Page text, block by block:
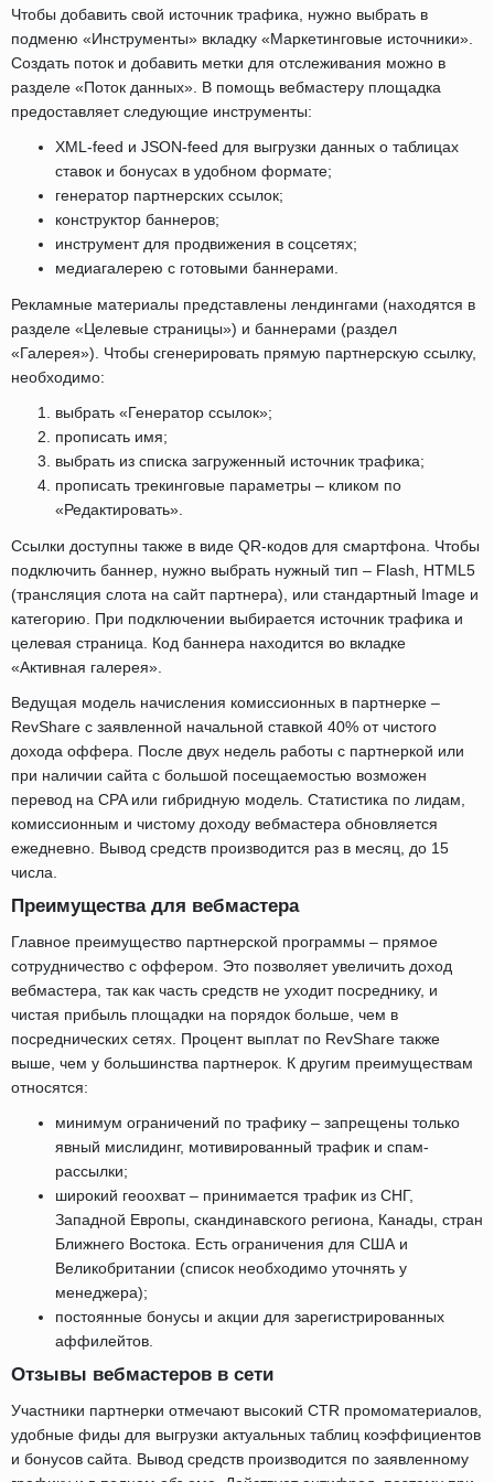
Чтобы добавить свой источник трафика, нужно выбрать в
подменю «Инструменты» вкладку «Маркетинговые источники».
Создать поток и добавить метки для отслеживания можно в
разделе «Поток данных». В помощь вебмастеру площадка
предоставляет следующие инструменты:
XML-feed и JSON-feed для выгрузки данных о таблицах
ставок и бонусах в удобном формате;
генератор партнерских ссылок;
конструктор баннеров;
инструмент для продвижения в соцсетях;
медиагалерею с готовыми баннерами.
Рекламные материалы представлены лендингами (находятся в
разделе «Целевые страницы») и баннерами (раздел
«Галерея»). Чтобы сгенерировать прямую партнерскую ссылку,
необходимо:
выбрать «Генератор ссылок»;
прописать имя;
выбрать из списка загруженный источник трафика;
прописать трекинговые параметры – кликом по
«Редактировать».
Ссылки доступны также в виде QR-кодов для смартфона. Чтобы
подключить баннер, нужно выбрать нужный тип – Flash, HTML5
(трансляция слота на сайт партнера), или стандартный Image и
категорию. При подключении выбирается источник трафика и
целевая страница. Код баннера находится во вкладке
«Активная галерея».
Ведущая модель начисления комиссионных в партнерке –
RevShare с заявленной начальной ставкой 40% от чистого
дохода оффера. После двух недель работы с партнеркой или
при наличии сайта с большой посещаемостью возможен
перевод на CPA или гибридную модель. Статистика по лидам,
комиссионным и чистому доходу вебмастера обновляется
ежедневно. Вывод средств производится раз в месяц, до 15
числа.
Преимущества для вебмастера
Главное преимущество партнерской программы – прямое
сотрудничество с оффером. Это позволяет увеличить доход
вебмастера, так как часть средств не уходит посреднику, и
чистая прибыль площадки на порядок больше, чем в
посреднических сетях. Процент выплат по RevShare также
выше, чем у большинства партнерок. К другим преимуществам
относятся:
минимум ограничений по трафику – запрещены только
явный мислидинг, мотивированный трафик и спам-
рассылки;
широкий геоохват – принимается трафик из СНГ,
Западной Европы, скандинавского региона, Канады, стран
Ближнего Востока. Есть ограничения для США и
Великобритании (список необходимо уточнять у
менеджера);
постоянные бонусы и акции для зарегистрированных
аффилейтов.
Отзывы вебмастеров в сети
Участники партнерки отмечают высокий CTR промоматериалов,
удобные фиды для выгрузки актуальных таблиц коэффициентов
и бонусов сайта. Вывод средств производится по заявленному